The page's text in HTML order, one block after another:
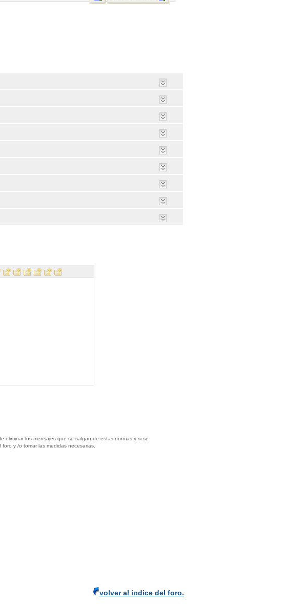
eliminar los mensajes que se salgan de estas normas y si se
y /o tomar las medidas necesarias.
volver al indice del foro.